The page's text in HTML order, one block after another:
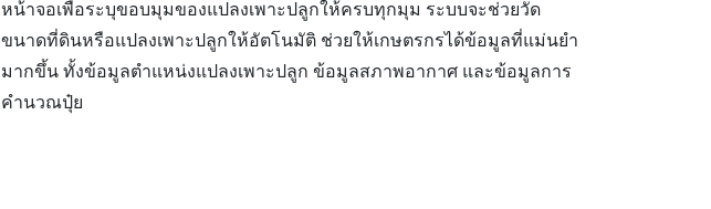
หน้าจอเพื่อระบุขอบมุมของแปลงเพาะปลูกให้ครบทุกมุม ระบบจะช่วยวัด
ขนาดที่ดินหรือแปลงเพาะปลูกให้อัตโนมัติ ช่วยให้เกษตรกรได้ข้อมูลที่แม่นยำ
มากขึ้น ทั้งข้อมูลตำแหน่งแปลงเพาะปลูก ข้อมูลสภาพอากาศ และข้อมูลการ
คำนวณปุ๋ย